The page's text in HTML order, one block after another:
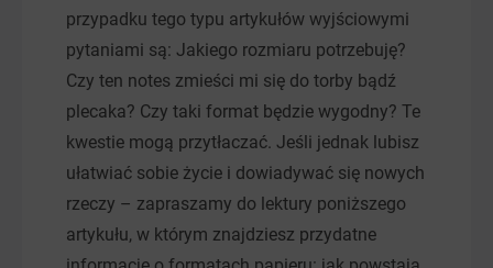
przypadku tego typu artykułów wyjściowymi
pytaniami są: Jakiego rozmiaru potrzebuję?
Czy ten notes zmieści mi się do torby bądź
plecaka? Czy taki format będzie wygodny? Te
kwestie mogą przytłaczać. Jeśli jednak lubisz
ułatwiać sobie życie i dowiadywać się nowych
rzeczy – zapraszamy do lektury poniższego
artykułu, w którym znajdziesz przydatne